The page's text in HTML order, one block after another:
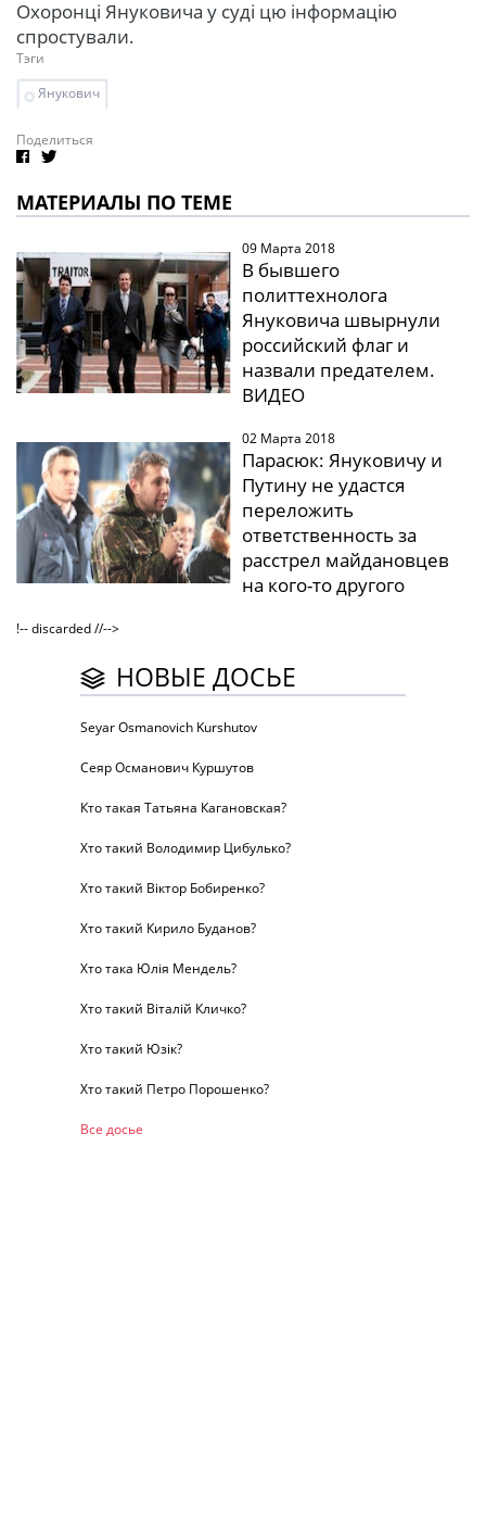
Охоронці Януковича у суді цю інформацію
спростували.
Тэги
Янукович
Поделиться
МАТЕРИАЛЫ ПО ТЕМЕ
09 Марта 2018
В бывшего
политтехнолога
Януковича швырнули
российский флаг и
назвали предателем.
ВИДЕО
02 Марта 2018
Парасюк: Януковичу и
Путину не удастся
переложить
ответственность за
расстрел майдановцев
на кого-то другого
!-- discarded //-->
НОВЫЕ ДОСЬЕ
Seyar Osmanovich Kurshutov
Сеяр Османович Куршутов
Кто такая Татьяна Кагановская?
Хто такий Володимир Цибулько?
Хто такий Віктор Бобиренко?
Хто такий Кирило Буданов?
Хто така Юлія Мендель?
Хто такий Віталій Кличко?
Хто такий Юзік?
Хто такий Петро Порошенко?
Все досье